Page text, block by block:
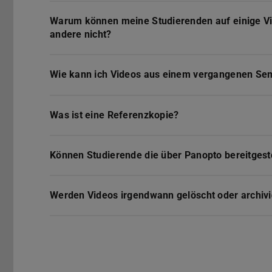
Warum können meine Studierenden auf einige
andere nicht?
Wie kann ich Videos aus einem vergangenen
Was ist eine Referenzkopie?
Können Studierende die über Panopto
Werden Videos irgendwann gelöscht oder